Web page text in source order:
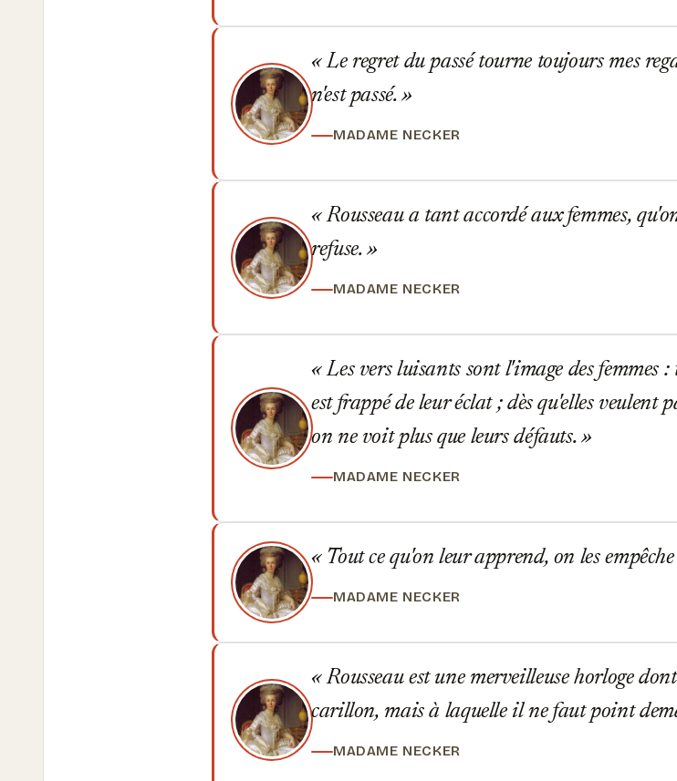
Le regret du passé tourne toujours mes
n'est passé.
MADAME NECKER
Rousseau a tant accordé aux femmes,
refuse.
MADAME NECKER
Les vers luisants sont l'image des femmes
est frappé de leur éclat ; dès qu'elles
on ne voit plus que leurs défauts.
MADAME NECKER
Tout ce qu'on leur apprend, on les
MADAME NECKER
Rousseau est une merveilleuse horloge
carillon, mais à laquelle il ne faut point
MADAME NECKER